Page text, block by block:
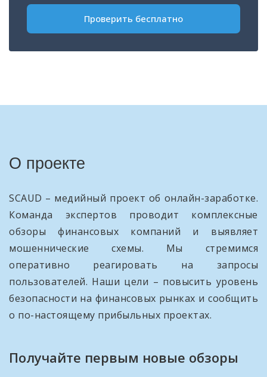
Проверить бесплатно
О проекте
SCAUD – медийный проект об онлайн-заработке.
Команда экспертов проводит комплексные
обзоры финансовых компаний и выявляет
мошеннические схемы. Мы стремимся
оперативно реагировать на запросы
пользователей. Наши цели – повысить уровень
безопасности на финансовых рынках и сообщить
о по-настоящему прибыльных проектах.
Получайте первым новые обзоры